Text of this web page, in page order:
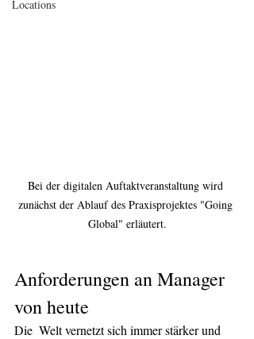
Locations
Bei der digitalen Auftaktveranstaltung wird
zunächst der Ablauf des Praxisprojektes "Going
Global" erläutert.
Anforderungen an Manager
von heute
Die  Welt vernetzt sich immer stärker und